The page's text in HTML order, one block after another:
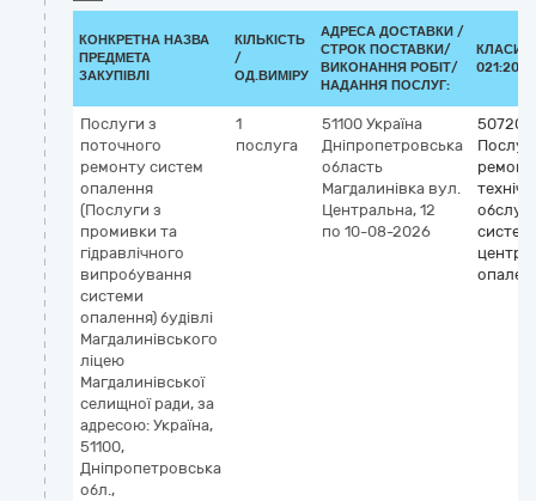
КОНКРЕТНА НАЗВА
ПРЕДМЕТА
ЗАКУПІВЛІ
КІЛЬКІСТЬ
/
ОД.ВИМІРУ
АДРЕСА ДОСТАВКИ /
СТРОК ПОСТАВКИ/
ВИКОНАННЯ РОБІТ/
НАДАННЯ ПОСЛУГ:
021:2015
Послуги з
поточного
ремонту систем
опалення
(Послуги з
промивки та
гідравлічного
випробування
системи
опалення) будівлі
Магдалинівського
ліцею
Магдалинівської
селищної ради, за
адресою: Україна,
51100,
Дніпропетровська
обл.,
1
послуга
51100 Україна
Дніпропетровська
область
Магдалинівка вул.
Центральна, 12
по 10-08-2026
систем